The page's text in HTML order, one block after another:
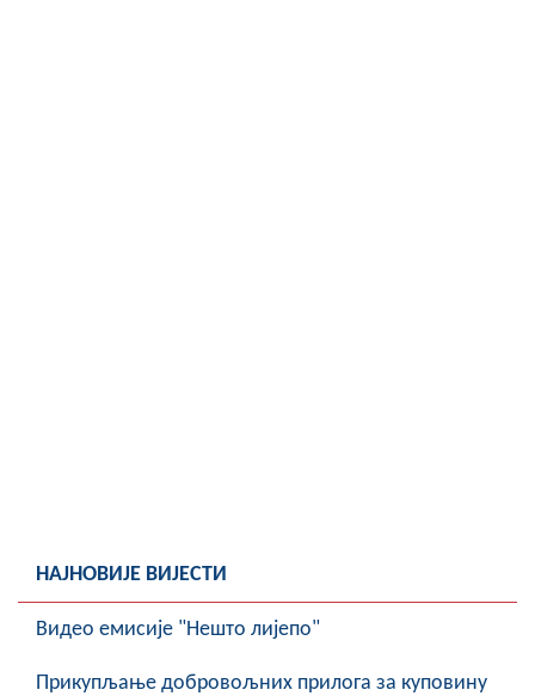
НАЈНОВИЈЕ ВИЈЕСТИ
Видео емисије "Нешто лијепо"
Прикупљање добровољних прилога за куповину